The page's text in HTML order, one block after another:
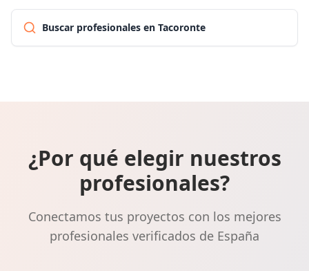
Buscar profesionales en Tacoronte
¿Por qué elegir nuestros
profesionales?
Conectamos tus proyectos con los mejores
profesionales verificados de España